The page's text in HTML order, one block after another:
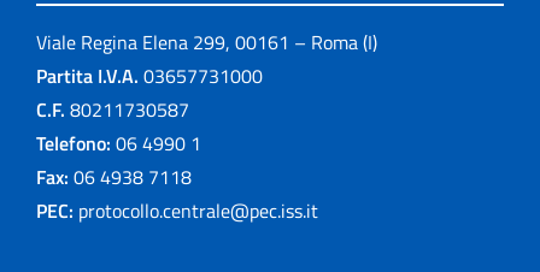
Viale Regina Elena 299, 00161 – Roma (I)
Partita I.V.A. 03657731000
C.F. 80211730587
Telefono: 06 4990 1
Fax: 06 4938 7118
PEC: protocollo.centrale@pec.iss.it